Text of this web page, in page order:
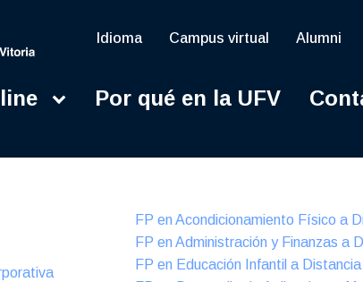
Idioma Campus virtual Alumni
Por qué en la UFV
Online
FP en Acondicionamiento Físico a
FP en Administración y Finanzas a
FP en Educación Infantil a Distancia